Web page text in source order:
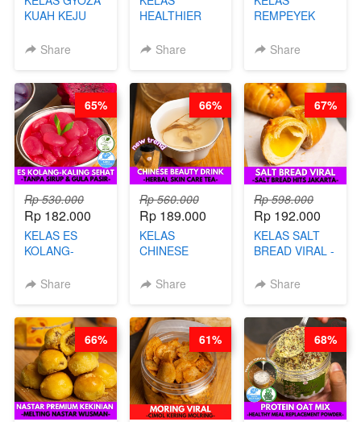
KUAH KEJU
CHEF DITA
Share
HEALTHIER
KERIPIK
BY CHEF DITA
Share
REMPEYEK
KEMASAN - BY
Share
Rp 530.000
Rp 182.000
KELAS ES
KOLANG-
- TANPA SIRUP
Share
65%
Rp 560.000
Rp 189.000
KELAS
CHINESE
- HERBAL SKIN
ARISUDANA
Share
66%
Rp 598.000
Rp 192.000
KELAS SALT
BREAD VIRAL -
HITS JAKARTA
Share
67%
66% 61% 68%